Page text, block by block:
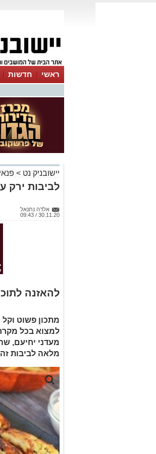
ראשי חדשות
יישובניק נט >
לביבות ירק
אלדה נתנאל
30.11.20 / 09:43
להאזנה
מתכון פשוט
למצוא בכל
מלאה לביבות